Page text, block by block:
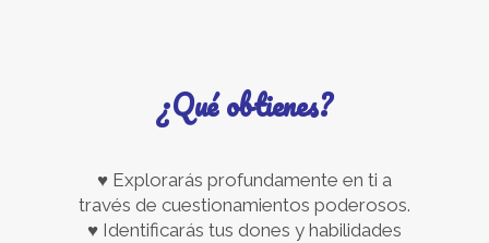
¿Qué obtienes?
♥ Explorarás profundamente en ti a
través de cuestionamientos poderosos.
♥ Identificarás tus dones y habilidades